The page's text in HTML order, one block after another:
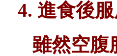
4. 進食後服
雖然空腹